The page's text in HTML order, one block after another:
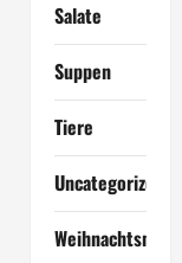
Salate
Suppen
Tiere
Uncategorized